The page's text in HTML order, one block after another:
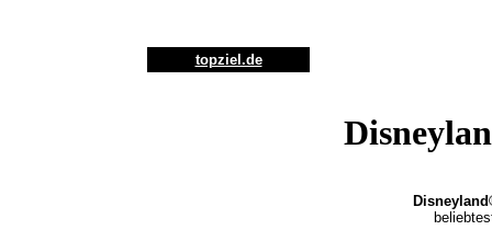
topziel.de